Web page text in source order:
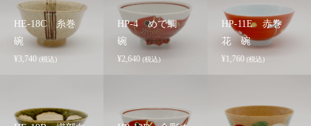
HE-18C 糸巻
碗
¥3,740 (税込)
HP-4 めで鯛
碗
¥2,640 (税込)
HP-11E 赤巻
花 碗
¥1,760 (税込)